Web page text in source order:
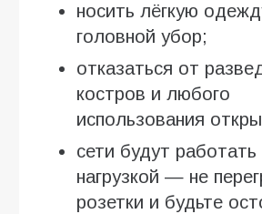
носить лёгкую
головной убор;
отказаться от
костров и любого
использования
сети будут
нагрузкой — не
розетки и будьте